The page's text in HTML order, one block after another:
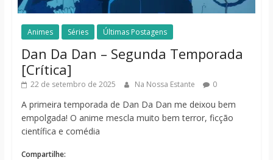
Animes Séries Últimas Postagens
Dan Da Dan – Segunda Temporada
[Crítica]
22 de setembro de 2025 Na Nossa Estante 0
A primeira temporada de Dan Da Dan me deixou bem
empolgada! O anime mescla muito bem terror, ficção
científica e comédia
Compartilhe: